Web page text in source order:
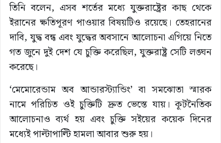
তিনি বলেন, এসব শর্তের মধ্যে যুক্তরাষ্ট্রের কাছ থেকে
ইরানের ক্ষতিপূরণ পাওয়ার বিষয়টিও রয়েছে। তেহরানের
দাবি, যুদ্ধ বন্ধ এবং যুদ্ধের অবসানে আলোচনা এগিয়ে নিতে
গত জুনে দুই দেশ যে চুক্তি করেছিল, যুক্তরাষ্ট্র সেটি লঙ্ঘন
করেছে।
‘মেমোরেন্ডাম অব আন্ডারস্ট্যান্ডিং’ বা সমঝোতা স্মারক
নামে পরিচিত ওই চুক্তিটি দ্রুত ভেস্তে যায়। কূটনৈতিক
আলোচনাও ব্যর্থ হয় এবং চুক্তি সইয়ের কয়েক দিনের
মধ্যেই পাল্টাপাল্টি হামলা আবার শুরু হয়।